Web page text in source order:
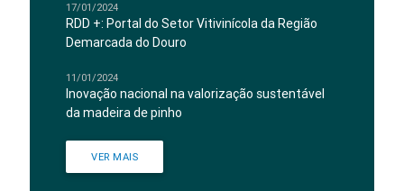
17/01/2024
RDD +: Portal do Setor Vitivinícola da Região
Demarcada do Douro
11/01/2024
Inovação nacional na valorização sustentável
da madeira de pinho
VER MAIS